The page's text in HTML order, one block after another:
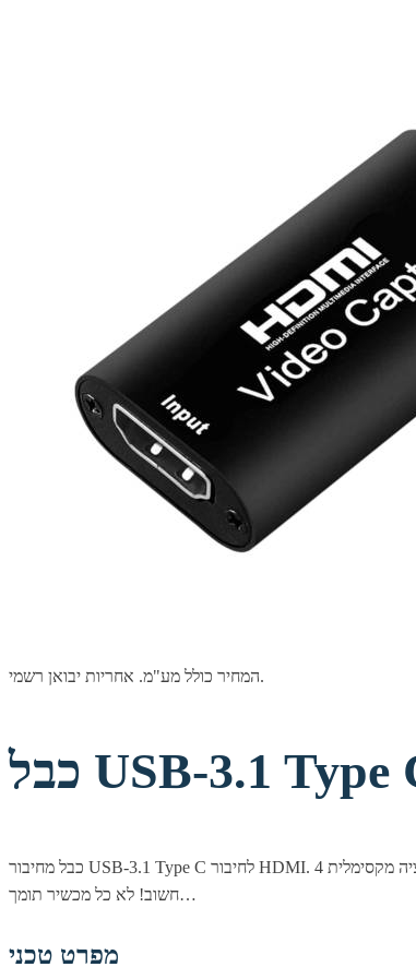
המחיר כולל מע"מ. אחריות יבואן רשמי.
כבל מחיבור USB-3.1 Type C לחיבור HDMI. כבל שחור באורך 1.8 מטר. כבל איכותי התומך ברזולוציות גבוהות, רזולוציה מקסימלית 4K 30Hz. מאפשר חיבור טאבלטים, מחשבים ומכשירים סלולרים למסך עם חיבור HDMI.
חשוב! לא כל מכשיר תומך…
מפרט טכני